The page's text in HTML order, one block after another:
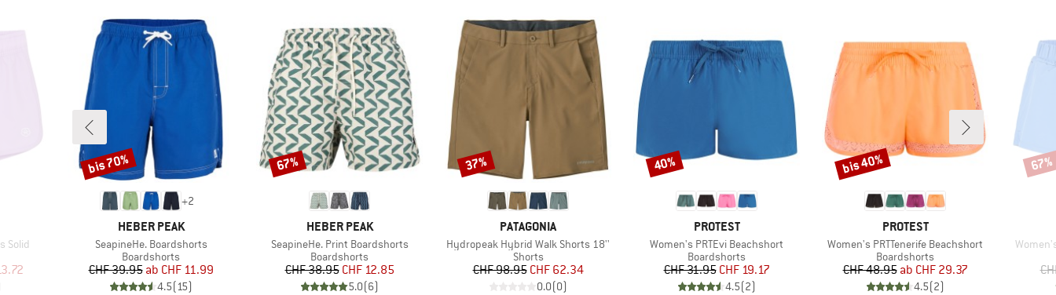
Solid
Preis
+2
MARKE
HEBER PEAK
Artikel
SeapineHe. Boardshorts
Produktgruppe
Boardshorts
Preis
CHF 39.95 reduzierter Preis
ab CHF 11.99
4.5(15)
Rabatt
bis 70%
MARKE
HEBER PEAK
Artikel
SeapineHe. Print Boardshorts
Produktgruppe
Boardshorts
Preis
CHF 38.95reduzierter Preis
CHF 12.85
5.0(6)
Rabatt
67%
MARKE
PATAGONIA
Artikel
Hydropeak Hybrid Walk Shorts 18''
Produktgruppe
Shorts
Preis
CHF 98.95reduzierter Preis
CHF 62.34
0.0(0)
Rabatt
37%
MARKE
PROTEST
Artikel
Women's PRTEvi Beachshort
Produktgruppe
Boardshorts
Preis
CHF 31.95reduzierter Preis
CHF 19.17
4.5(2)
Rabatt
40%
MARKE
PROTEST
Artikel
Women's PRTTenerife Beachshort
Produktgruppe
Boardshorts
Preis
CHF 48.95 reduzierter Preis
ab CHF 29.37
4.5(2)
Rabatt
bis 40%
Artikel
67%